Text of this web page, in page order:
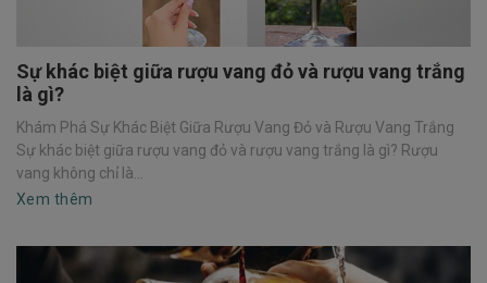
Sự khác biệt giữa rượu vang đỏ và rượu vang trắng
là gì?
Khám Phá Sự Khác Biệt Giữa Rượu Vang Đỏ và Rượu Vang Trắng
Sự khác biệt giữa rượu vang đỏ và rượu vang trắng là gì? Rượu
vang không chỉ là...
Xem thêm